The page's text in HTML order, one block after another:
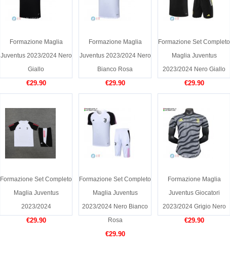
Formazione Maglia
Juventus 2023/2024 Nero
Giallo
€29.90
Formazione Maglia
Juventus 2023/2024 Nero
Bianco Rosa
€29.90
Formazione Set Completo
Maglia Juventus
2023/2024 Nero Giallo
€29.90
Formazione Set Completo
Maglia Juventus
2023/2024
€29.90
Formazione Set Completo
Maglia Juventus
2023/2024 Nero Bianco
Rosa
€29.90
Formazione Maglia
Juventus Giocatori
2023/2024 Grigio Nero
€29.90